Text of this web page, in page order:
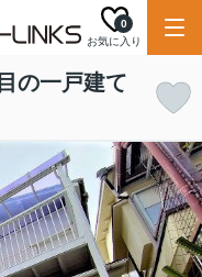
お気に入り
0
の一戸建て